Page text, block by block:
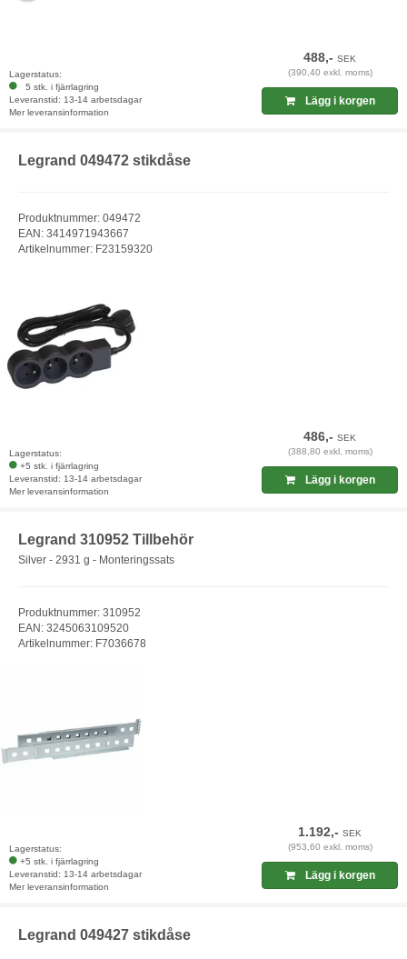
Lagerstatus:
5 stk. i fjärrlagring
Leveranstid: 13-14 arbetsdagar
Mer leveransinformation
488,-SEK
(390,40 exkl. moms)
Lägg i korgen
Legrand 049472 stikdåse
Produktnummer: 049472
EAN: 3414971943667
Artikelnummer: F23159320
Lagerstatus:
+5 stk. i fjärrlagring
Leveranstid: 13-14 arbetsdagar
Mer leveransinformation
486,-SEK
(388,80 exkl. moms)
Lägg i korgen
Legrand 310952 Tillbehör
Silver - 2931 g - Monteringssats
Produktnummer: 310952
EAN: 3245063109520
Artikelnummer: F7036678
Lagerstatus:
+5 stk. i fjärrlagring
Leveranstid: 13-14 arbetsdagar
Mer leveransinformation
1.192,-SEK
(953,60 exkl. moms)
Lägg i korgen
Legrand 049427 stikdåse